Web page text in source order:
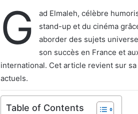
G
ad Elmaleh, célèbre
stand-up et du cinéma
aborder des sujets
son succès en France et
international. Cet article revient sur
actuels.
Table of Contents